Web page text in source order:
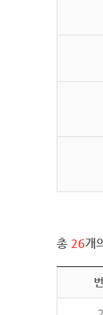
총 26개